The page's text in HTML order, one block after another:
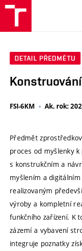
DETAIL PŘEDMĚTU
FSI-6KM Ak. rok:
Předmět
proces od myšlenky
s konstrukčním a
myšlením a
realizovaným
výroby a kompletní
funkčního zařízení. K
zázemí a vybavení
integruje poznatky